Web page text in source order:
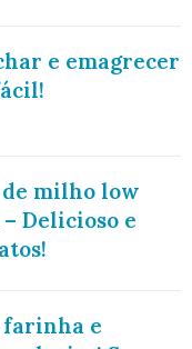
e emagrecer
de milho low
Delicioso e
farinha e